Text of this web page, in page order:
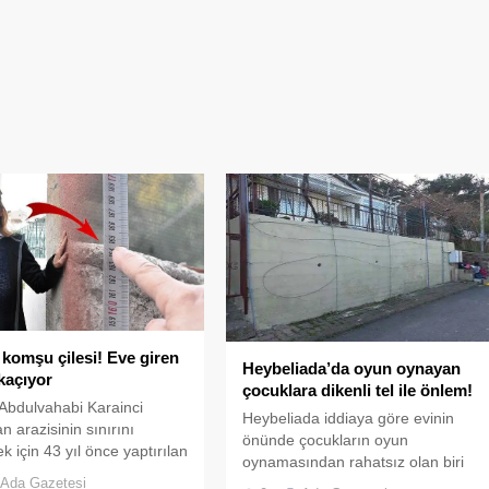
komşu çilesi! Eve giren
Karainci
arazisinin sınırını
için 43 yıl önce yaptırılan
Ada Gazetesi
Heybeliada’da oyun oynayan
çocuklara dikenli tel ile önlem!
Heybeliada iddiaya göre evinin
önünde çocukların oyun
oynamasından rahatsız olan biri